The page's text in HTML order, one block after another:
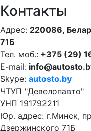
Контакты
Адрес: 220086,
71Б
Тел. моб.: +375 (29)
E-mail:
Skype: autosto.by
ЧТУП "Девелопавто"
УНП 191792211
Юр. адрес: г.Минск,
Дзержинского 71Б